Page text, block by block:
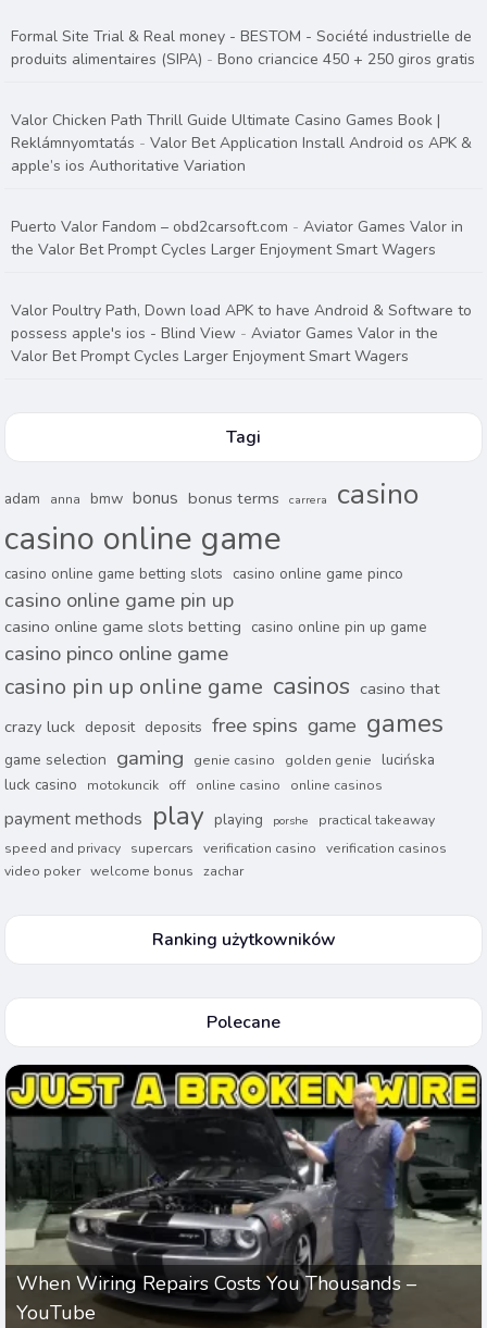
Formal Site Trial & Real money - BESTOM - Société industrielle de
produits alimentaires (SIPA) -Bono criancice 450 + 250 giros gratis
Valor Chicken Path Thrill Guide Ultimate Casino Games Book |
Reklámnyomtatás -Valor Bet Application Install Android os APK &
apple’s ios Authoritative Variation
Puerto Valor Fandom – obd2carsoft.com -Aviator Games Valor in
the Valor Bet Prompt Cycles Larger Enjoyment Smart Wagers
Valor Poultry Path, Down load APK to have Android & Software to
possess apple's ios - Blind View -Aviator Games Valor in the
Valor Bet Prompt Cycles Larger Enjoyment Smart Wagers
Tagi
adam anna bmw bonus bonus terms carrera casino
casino online game
casino online game betting slots casino online game pinco
casino online game pin up
casino online game slots betting casino online pin up game
casino pinco online game
casino pin up online game casinos casino that
crazy luck deposit deposits free spins game games
game selection gaming genie casino golden genie
lucińska
luck casino
motokuncik off online casino online casinos
payment methods play playing porshe
practical takeaway
speed and privacy
supercars verification casino
verification casinos
video poker welcome bonus zachar
Ranking użytkowników
Polecane
When Wiring Repairs Costs You Thousands –
YouTube